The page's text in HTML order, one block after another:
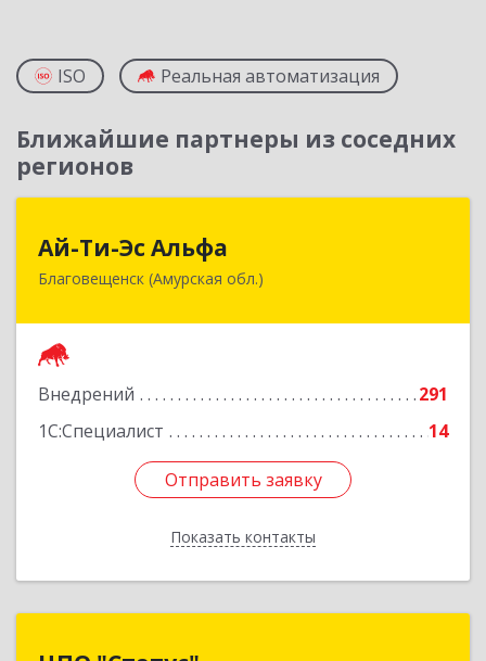
ISO Реальная автоматизация
Ближайшие партнеры из соседних
регионов
Ай-Ти-Эс Альфа
Благовещенск (Амурская обл.)
Внедрений
291
1С:Специалист
14
Отправить заявку
Показать контакты
675000, Амурская обл, Благовещенск г, Зейская
Отправить заявку
Назад